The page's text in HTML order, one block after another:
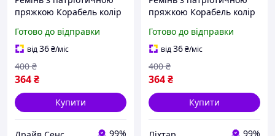
пряжкою Корабель колір
Готово до відправки
від36₴/міс
364₴
400 ₴
Купити
99%
пряжкою Корабель колір
Готово до відправки
від36₴/міс
364₴
400 ₴
Купити
99%